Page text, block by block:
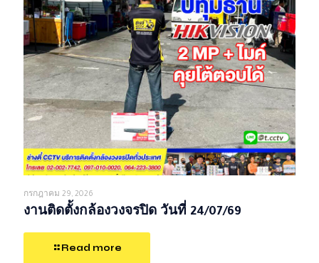
กรกฎาคม 29, 2026
งานติดตั้งกล้องวงจรปิด วันที่ 24/07/69
Read more